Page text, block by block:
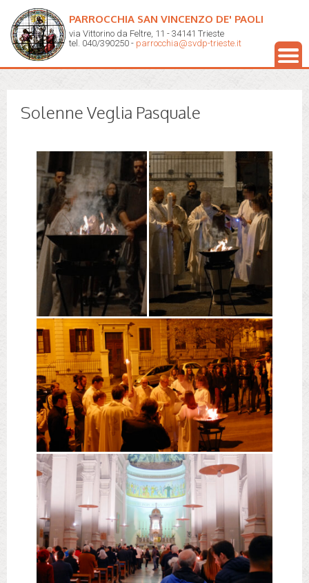
PARROCCHIA SAN VINCENZO DE' PAOLI
via Vittorino da Feltre, 11 - 34141 Trieste
tel. 040/390250 - parrocchia@svdp-trieste.it
Solenne Veglia Pasquale